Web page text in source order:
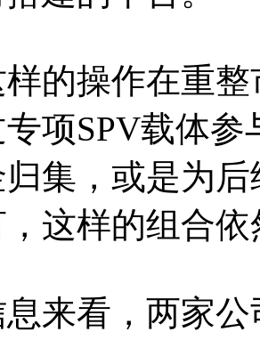
的操作在重
项SPV载体
集，或是为
这样的组合
来看，两家